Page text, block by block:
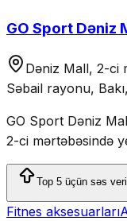
GO Sport Dəniz
Dəniz Mall, 2-ci
Səbail rayonu,
GO Sport Dəniz
2-ci mərtəbəsində
Mağazada idman
istirahət və
Top 5 üçün səs
Fitnes aksesuarları